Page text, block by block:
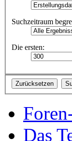
Suchzeitraum
Die ersten:
Das